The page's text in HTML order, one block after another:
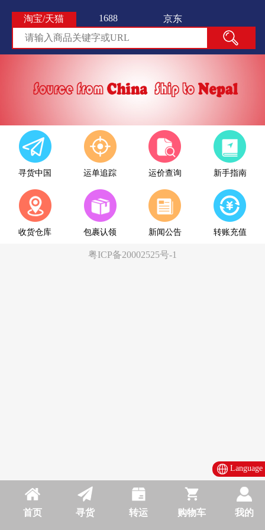
淘宝/天猫 1688 京东
寻货中国 运单追踪 运价查询 新手指南
收货仓库 包裹认领 新闻公告 转账充值
粤ICP备20002525号-1
首页 寻货 转运 购物车 我的
Language